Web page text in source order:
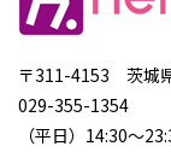
〒311-4153 茨城
029-355-1354
（平日）14:30～